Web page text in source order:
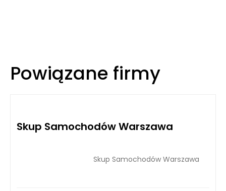
Powiązane firmy
Skup Samochodów Warszawa
Skup Samochodów Warszawa